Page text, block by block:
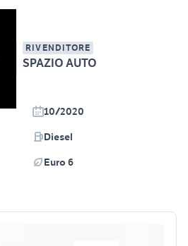
RIVENDITORE
SPAZIO AUTO
10/2020
Diesel
Euro 6